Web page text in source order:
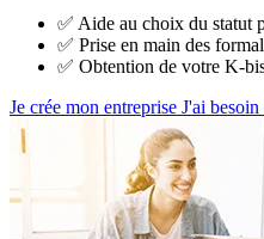
✅ Aide au choix du statut
✅ Prise en main des
✅ Obtention de votre K-
Je crée mon entreprise J'ai besoin